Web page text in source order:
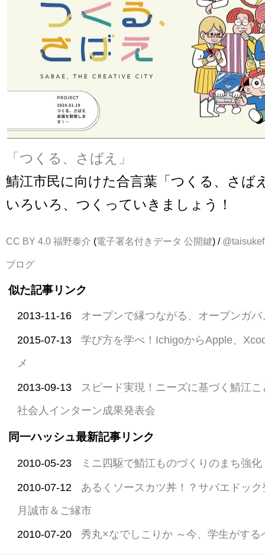
「つくる、さばえ」
鯖江市民に向けた合言葉「つくる、さば
いろいろ、つくっていきましょう！
CC BY 4.0 福野泰介 (電子署名付きデータ 公開鍵) / @taisukef
ブログ
似た記事リンク
2013-11-16 オープンで縁つながる、オープンガ
2015-07-13
学び方を学べ！IchigoからApple、
メ
2013-09-13
スピード実現！ニーズに基づく鯖江
社会人インターン成果発表会
同一ハッシュ最新記事リンク
2010-05-23 ミニ四駆で鯖江ものづくりのまち強化
2010-07-12
あるくソースカツ丼！？サバエドッ
月誠市＆ご縁市
2010-07-20 秀丸×なでしこりか ～今、学生がする